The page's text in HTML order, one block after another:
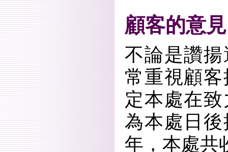
顧客的意見
不論是讚
常重視顧
定本處在
為本處日
年，本處共